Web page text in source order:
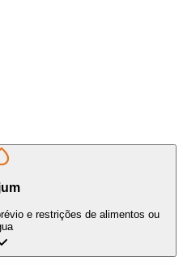
e restrições de alimentos ou